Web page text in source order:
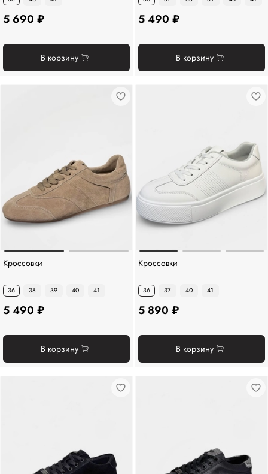
5 690 ₽
В корзину
5 490 ₽
В корзину
Кроссовки
36 38 39 40 41
5 490 ₽
В корзину
Кроссовки
36 37 40 41
5 890 ₽
В корзину